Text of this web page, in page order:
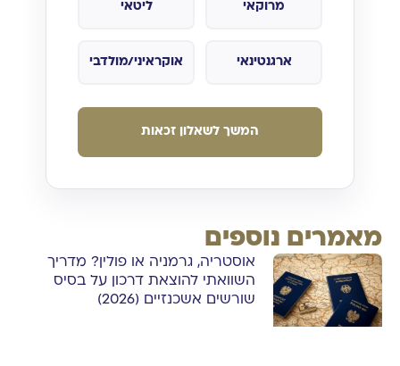
מרוקאי ליטאי
ארגנטינאי אוקראיני/מולדבי
המשך לשאלון זכאות
מאמרים נוספים
אוסטריה, גרמניה או פולין? מדריך
השוואתי להוצאת דרכון על בסיס
שורשים אשכנזיים (2026)